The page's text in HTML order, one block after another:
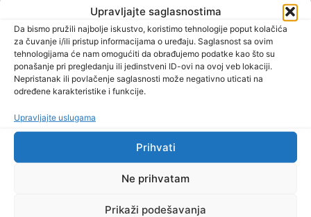
Upravljajte saglasnostima
Da bismo pružili najbolje iskustvo, koristimo tehnologije poput kolačića
za čuvanje i/ili pristup informacijama o uređaju. Saglasnost sa ovim
tehnologijama će nam omogućiti da obrađujemo podatke kao što su
ponašanje pri pregledanju ili jedinstveni ID-ovi na ovoj veb lokaciji.
Nepristanak ili povlačenje saglasnosti može negativno uticati na
određene karakteristike i funkcije.
Upravljajte uslugama
Prihvati
Ne prihvatam
Prikaži podešavanja
6 Augusta, 2026
EUFOR izveo vježbu nedaleko od Foče, uoči vježbe ‘Brzi odgovor
2026’
TV RASPORED